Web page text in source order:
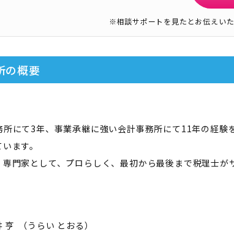
※相談サポートを見たとお伝えいた
の概要
にて3年、事業承継に強い会計事務所にて11年の経
ます。
門家として、プロらしく、最初から最後まで税理士が
亨 （うらい とおる）